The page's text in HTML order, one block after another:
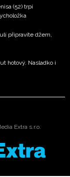
(52) trpí
připravíte džem,
hotový. Nasladko i
Extra s.r.o.